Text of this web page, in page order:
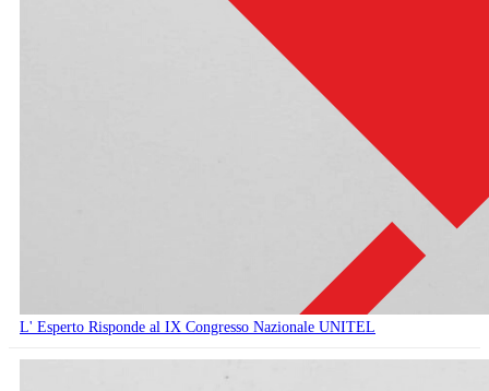
L' Esperto Risponde al IX Congresso Nazionale UNITEL